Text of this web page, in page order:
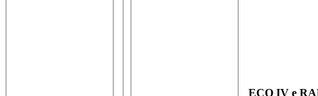
ECO IV e